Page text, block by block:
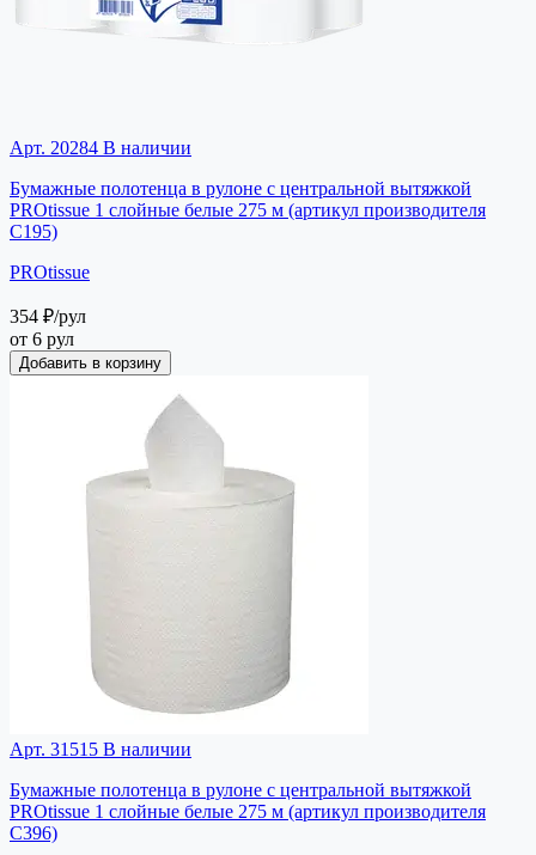
Арт. 20284 В наличии
Бумажные полотенца в рулоне с центральной вытяжкой
PROtissue 1 слойные белые 275 м (артикул производителя
С195)
PROtissue
354 ₽/рул
от 6 рул
Добавить в корзину
Арт. 31515 В наличии
Бумажные полотенца в рулоне с центральной вытяжкой
PROtissue 1 слойные белые 275 м (артикул производителя
C396)